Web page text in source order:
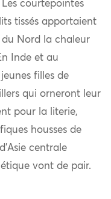
courtepointes
tissés apportaient
du Nord la chaleur
Inde et au
filles de
qui orneront leur
pour la literie,
housses de
centrale
vont de pair.